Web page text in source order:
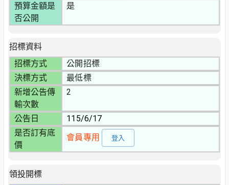
預算金額是
否公開
是
招標資料
招標方式
公開招標
決標方式
最低標
新增公告傳
輸次數
2
公告日
115/6/17
是否訂有底
價
會員專用 登入
領投開標